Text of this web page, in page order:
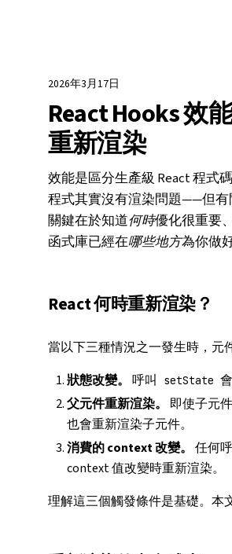
2026年3月17日
React Hooks 效
重新渲染
效能是區分生產級 React 程式
程式其實沒有渲染問題——但有
關鍵在於知道何時優化很重要
函式庫已經在哪些地方為你做
React 何時重新渲染？
當以下三種情況之一發生時，元
狀態改變。 呼叫 setState
父元件重新渲染。
即使子元
也會重新渲染子元件。
消費的 context 改變。 任何
context 值改變時重新渲染。
理解這三個觸發條件是基礎。本